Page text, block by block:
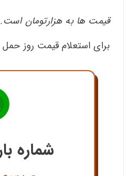
قیمت ها به هزارتومان است.
برای استعلام قیمت روز
شماره